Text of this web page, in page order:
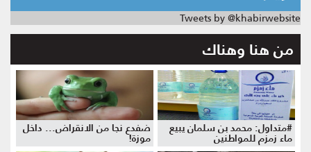
Tweets by @khabirwebsite
من هنا وهناك
#متداول: محمد بن سلمان يبيع
ماء زمزم للمواطنين
ضفدع نجا من الانقراض... داخل
موزة!